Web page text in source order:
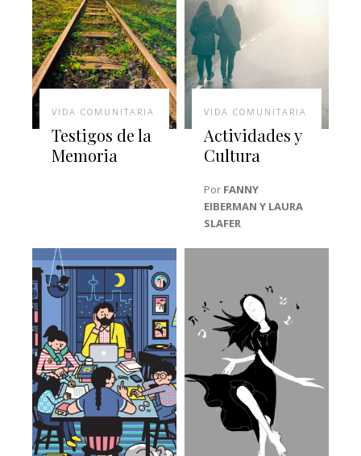
VIDA COMUNITARIA
Testigos de la
Memoria
VIDA COMUNITARIA
Actividades y
Cultura
Por FANNY
EIBERMAN Y LAURA
SLAFER